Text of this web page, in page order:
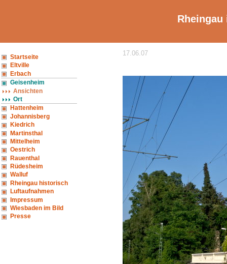
Startseite
Eltville
Erbach
Geisenheim
Ansichten
Ort
Hattenheim
Johannisberg
Kiedrich
Martinsthal
Mittelheim
Oestrich
Rauenthal
Rüdesheim
Walluf
Rheingau historisch
Luftaufnahmen
Impressum
Wiesbaden im Bild
Presse
17.06.07